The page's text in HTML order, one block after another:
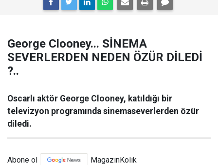
George Clooney... SİNEMA
SEVERLERDEN NEDEN ÖZÜR DİLEDİ
?..
Oscarlı aktör George Clooney, katıldığı bir
televizyon programında sinemaseverlerden özür
diledi.
Abone ol MagazinKolik